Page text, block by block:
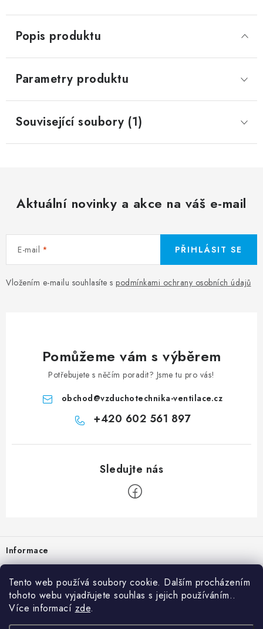
Tento web používá soubory cookie. Dalším procházením
tohoto webu vyjadřujete souhlas s jejich používáním..
Více informací zde.
Popis produktu
Parametry produktu
Související soubory (1)
Aktuální novinky a akce na váš e-mail
E-mail
Vložením e-mailu souhlasíte s podmínkami ochrany osobních údajů
PŘIHLÁSIT SE
Pomůžeme vám s výběrem
Potřebujete s něčím poradit? Jsme tu pro vás!
obchod@vzduchotechnika-ventilace.cz
+420 602 561 897
Informace
Prodejna
Rady a tipy